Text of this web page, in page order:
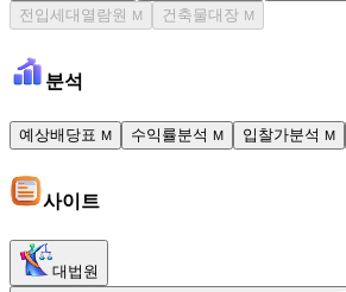
전입세대열람원
M 건축물대장 M
분석
예상배당표 M 수익률분석 M 입찰가분석 M
사이트
대법원